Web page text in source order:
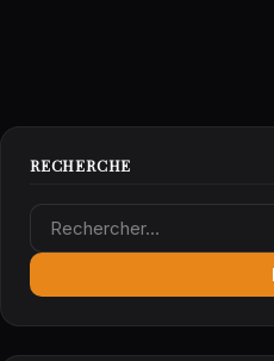
RECHERCHE
Rechercher :